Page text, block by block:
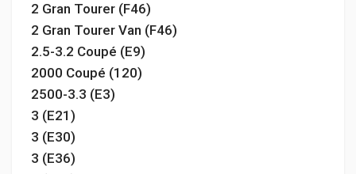
2 Gran Tourer (F46)
2 Gran Tourer Van (F46)
2.5-3.2 Coupé (E9)
2000 Coupé (120)
2500-3.3 (E3)
3 (E21)
3 (E30)
3 (E36)